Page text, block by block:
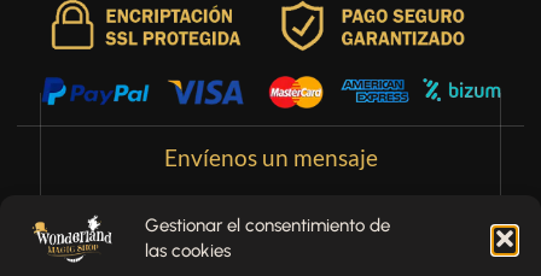
Gestionar el consentimiento de
las cookies
Envíenos un mensaje
con tu pedido? Estamos aquí para ayudarte.